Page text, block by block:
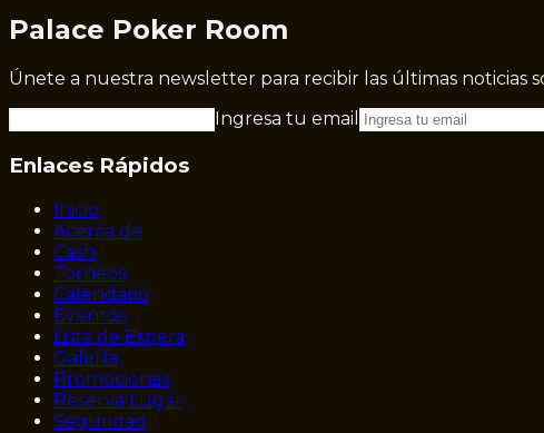
Palace Poker Room
Únete a nuestra newsletter para recibir las últimas noticias
Ingresa tu email
Enlaces Rápidos
Inicio
Acerca de
Cash
Torneos
Calendario
Eventos
Lista de Espera
Galería
Promociones
Reserva Lugar
Seguridad